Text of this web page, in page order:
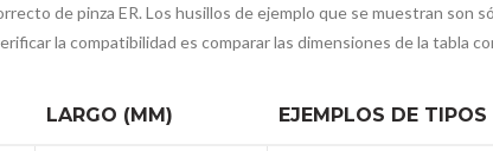
de pinza ER. Los husillos de ejemplo que se muestran son
la compatibilidad es comparar las dimensiones de la tabla
LARGO (MM) EJEMPLOS DE